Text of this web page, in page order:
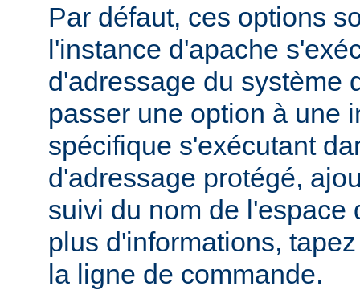
Par défaut, ces options
l'instance d'apache
d'adressage du système
passer une option à une
spécifique s'exécutant
d'adressage protégé,
suivi du nom de l'espace
plus d'informations,
la ligne de commande.